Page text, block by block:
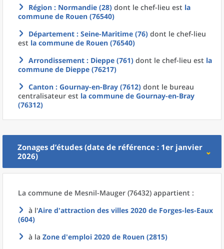
Région : Normandie (28) dont le chef-lieu est la
commune de Rouen (76540)
Département : Seine-Maritime (76) dont le chef-lieu
est la commune de Rouen (76540)
Arrondissement : Dieppe (761) dont le chef-lieu est la
commune de Dieppe (76217)
Canton : Gournay-en-Bray (7612) dont le bureau
centralisateur est la commune de Gournay-en-Bray
(76312)
Zonages d’études (date de référence : 1er janvier
2026)
La commune de Mesnil-Mauger (76432) appartient :
à l'Aire d'attraction des villes 2020 de Forges-les-Eaux
(604)
à la Zone d'emploi 2020 de Rouen (2815)